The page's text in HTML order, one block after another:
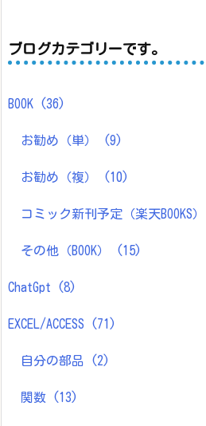
ブログカテゴリーです。
BOOK (36)
お勧め（単） (9)
お勧め（複） (10)
コミック新刊予定（楽天BOOKS）
その他（BOOK） (15)
ChatGpt (8)
EXCEL/ACCESS (71)
自分の部品 (2)
関数 (13)